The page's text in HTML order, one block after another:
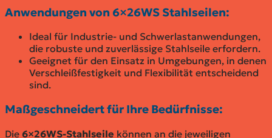
Anwendungen von 6×26WS Stahlseilen:
Ideal für Industrie- und Schwerlastanwendungen,
die robuste und zuverlässige Stahlseile erfordern.
Geeignet für den Einsatz in Umgebungen, in denen
Verschleißfestigkeit und Flexibilität entscheidend
sind.
Maßgeschneidert für Ihre Bedürfnisse:
Die 6×26WS-Stahlseile können an die jeweiligen